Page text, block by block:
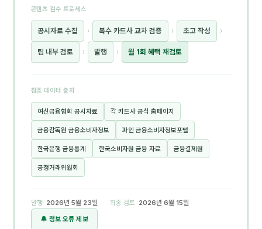
콘텐츠 검수 프로세스
공시자료 수집 › 복수 카드사 교차 검증 › 초고 작성 ›
팀 내부 검토 › 발행 › 월 1회 혜택 재검토
참조 데이터 출처
여신금융협회 공시자료 각 카드사 공식 홈페이지
금융감독원 금융소비자정보 파인 금융소비자정보포털
한국은행 금융통계 한국소비자원 금융 자료 금융결제원
공정거래위원회
발행 2026년 5월 23일 · 최종 검토 2026년 6월 15일
🔔 정보 오류 제보